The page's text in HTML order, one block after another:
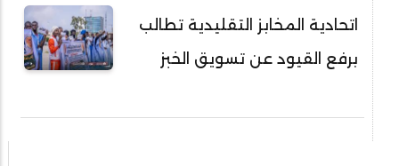
اتحادية المخابز التقليدية تطالب
برفع القيود عن تسويق الخبز